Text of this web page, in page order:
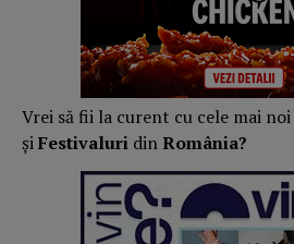
Vrei să fii la curent cu cele mai noi
șiFestivaluri dinRomânia?